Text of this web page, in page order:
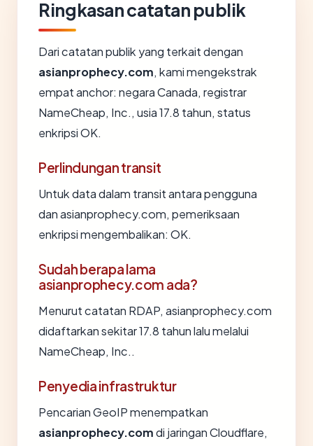
Ringkasan catatan publik
Dari catatan publik yang terkait dengan
asianprophecy.com, kami mengekstrak
empat anchor: negara Canada, registrar
NameCheap, Inc., usia 17.8 tahun, status
enkripsi OK.
Perlindungan transit
Untuk data dalam transit antara pengguna
dan asianprophecy.com, pemeriksaan
enkripsi mengembalikan: OK.
Sudah berapa lama
asianprophecy.com ada?
Menurut catatan RDAP, asianprophecy.com
didaftarkan sekitar 17.8 tahun lalu melalui
NameCheap, Inc..
Penyedia infrastruktur
Pencarian GeoIP menempatkan
asianprophecy.comdi jaringan Cloudflare,